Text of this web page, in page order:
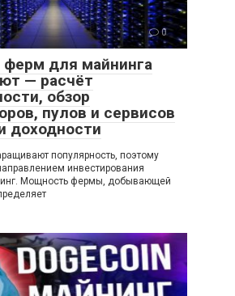
0
для майнинга
— расчёт
обзор
пулов и сервисов
доходности
популярность, поэтому
инвестирования
Мощность фермы, добывающей